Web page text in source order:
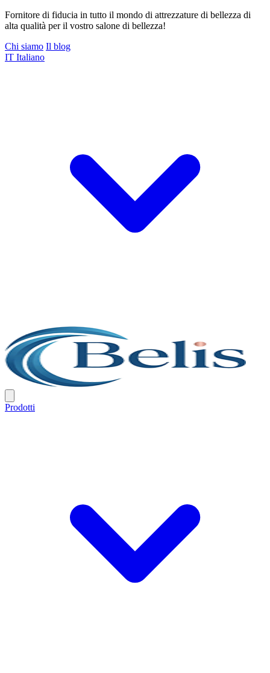
Fornitore di fiducia in tutto il mondo di attrezzature di bellezza di
alta qualità per il vostro salone di bellezza!
Chi siamo Il blog
IT Italiano
Prodotti